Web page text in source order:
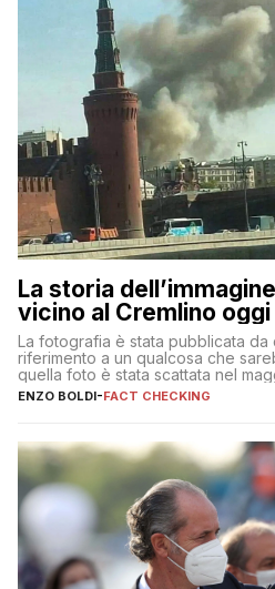
La storia
vicino al Cremlino
La fotografia è stata pubblicata da
riferimento a un qualcosa che
quella foto è stata scattata nel
ENZO BOLDI-FACT CHECKING